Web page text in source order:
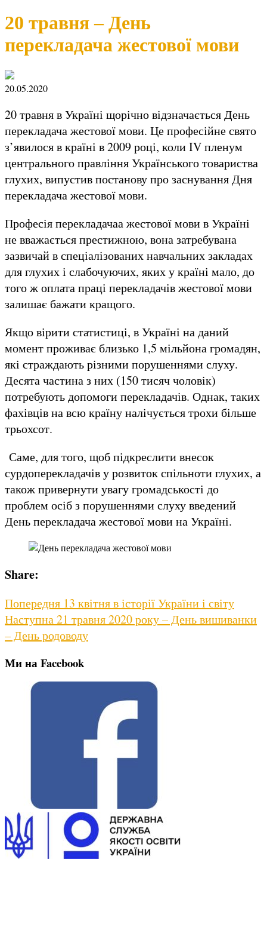
20 травня – День
перекладача жестової мови
20.05.2020
20 травня в Україні щорічно відзначається День
перекладача жестової мови. Це професійне свято
з’явилося в країні в 2009 році, коли IV пленум
центрального правління Українського товариства
глухих, випустив постанову про заснування Дня
перекладача жестової мови.
Професія перекладачаа жестової мови в Україні
не вважається престижною, вона затребувана
зазвичай в спеціалізованих навчальних закладах
для глухих і слабочуючих, яких у країні мало, до
того ж оплата праці перекладачів жестової мови
залишає бажати кращого.
Якщо вірити статистиці, в Україні на даний
момент проживає близько 1,5 мільйона громадян,
які страждають різними порушеннями слуху.
Десята частина з них (150 тисяч чоловік)
потребують допомоги перекладачів. Однак, таких
фахівців на всю країну налічується трохи більше
трьохсот.
Саме, для того, щоб підкреслити внесок
сурдоперекладачів у розвиток спільноти глухих, а
також привернути увагу громадськості до
проблем осіб з порушеннями слуху введений
День перекладача жестової мови на Україні.
Share:
Навігація
записів
Попередня Previous
post:
13 квітня в історії України і світу
НаступнаNext
post:
21 травня 2020 року – День вишиванки
– День родоводу
Ми на Facebook